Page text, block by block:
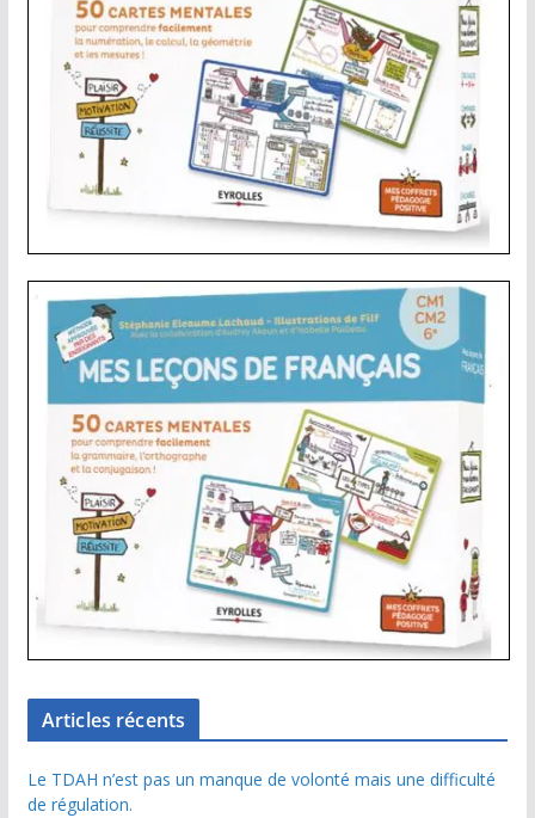
Articles récents
Le TDAH n’est pas un manque de volonté mais une difficulté
de régulation.